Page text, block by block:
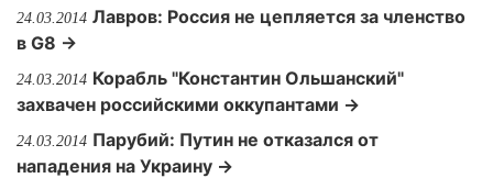
24.03.2014 Лавров: Россия не цепляется за членство
в G8 →
24.03.2014 Корабль "Константин Ольшанский"
захвачен российскими оккупантами →
24.03.2014 Парубий: Путин не отказался от
нападения на Украину →